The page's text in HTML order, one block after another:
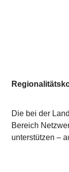
Die bei der
Bereich
unterstützen –